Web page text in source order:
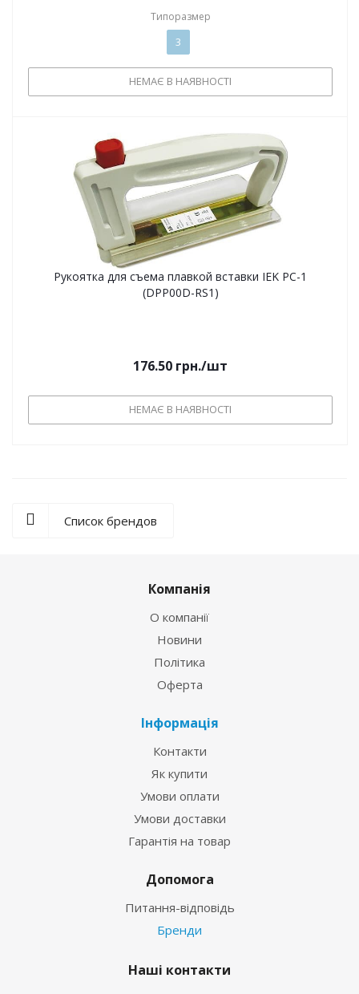
Типоразмер
3
НЕМАЄ В НАЯВНОСТІ
Рукоятка для съема плавкой вставки IEK РС-1
(DPP00D-RS1)
176.50 грн./шт
НЕМАЄ В НАЯВНОСТІ
Список брендов
Компанія
О компанії
Новини
Політика
Оферта
Інформація
Контакти
Як купити
Умови оплати
Умови доставки
Гарантія на товар
Допомога
Питання-відповідь
Бренди
Наші контакти